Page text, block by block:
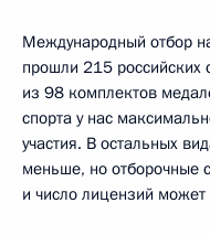
Международный отбор
прошли 215 российских
из 98 комплектов
спорта у нас
участия. В остальных
меньше, но отборочные
и число лицензий